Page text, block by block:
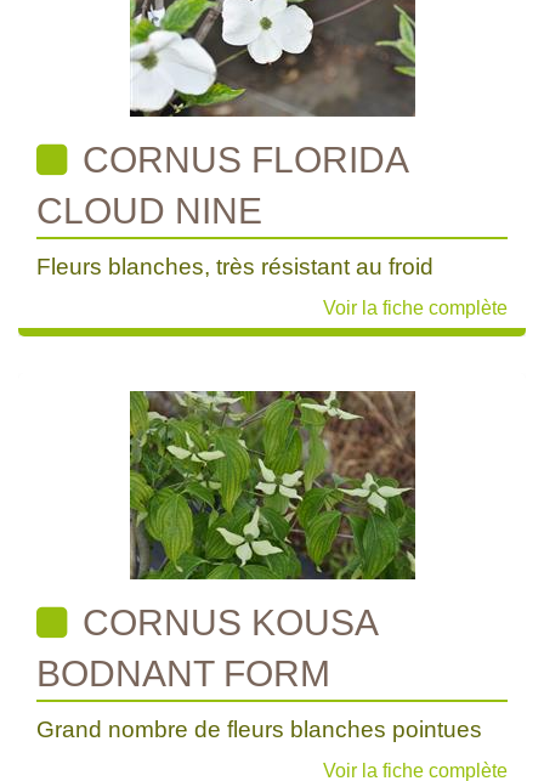
CORNUS FLORIDA
CLOUD NINE
Fleurs blanches, très résistant au froid
Voir la fiche complète
CORNUS KOUSA
BODNANT FORM
Grand nombre de fleurs blanches pointues
Voir la fiche complète